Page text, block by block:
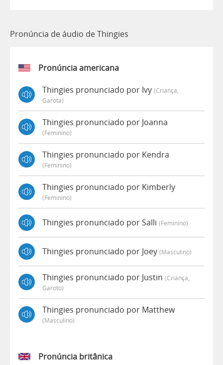
Pronúncia de áudio de Thingies
Pronúncia americana
Thingies pronunciado por Ivy (criança,
Garota)
Thingies pronunciado por Joanna
(feminino)
Thingies pronunciado por Kendra
(feminino)
Thingies pronunciado por Kimberly
(feminino)
Thingies pronunciado por Salli (feminino)
Thingies pronunciado por Joey (masculino)
Thingies pronunciado por Justin (criança,
Garoto)
Thingies pronunciado por Matthew
(masculino)
Pronúncia britânica